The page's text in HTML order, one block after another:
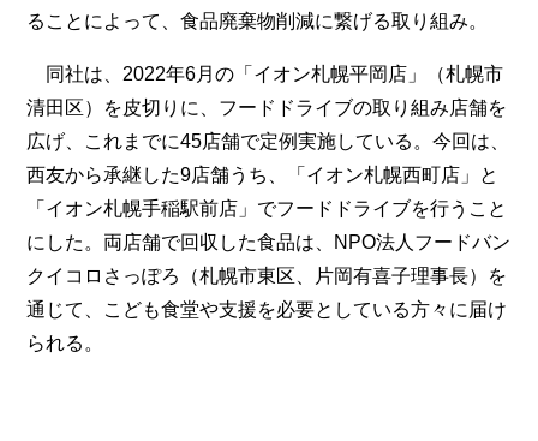
ることによって、食品廃棄物削減に繋げる取り組み。
同社は、2022年6月の「イオン札幌平岡店」（札幌市
清田区）を皮切りに、フードドライブの取り組み店舗を
広げ、これまでに45店舗で定例実施している。今回は、
西友から承継した9店舗うち、「イオン札幌西町店」と
「イオン札幌手稲駅前店」でフードドライブを行うこと
にした。両店舗で回収した食品は、NPO法人フードバン
クイコロさっぽろ（札幌市東区、片岡有喜子理事長）を
通じて、こども食堂や支援を必要としている方々に届け
られる。